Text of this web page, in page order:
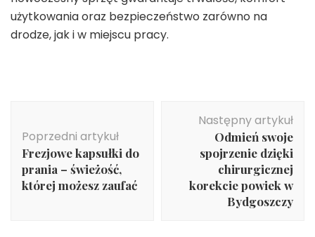
użytkowania oraz bezpieczeństwo zarówno na
drodze, jak i w miejscu pracy.
wpisu
Poprzedni artykuł
Frezjowe kapsułki do
prania – świeżość,
której możesz zaufać
Następny artykuł
Odmień swoje
spojrzenie dzięki
chirurgicznej
korekcie powiek w
Bydgoszczy